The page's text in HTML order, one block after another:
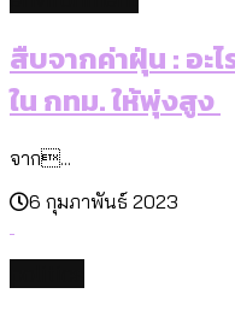
สืบจากค่าฝุ่น : อะ
ใน กทม. ให้พุ่งสูง
จาก...
6 กุมภาพันธ์ 2023